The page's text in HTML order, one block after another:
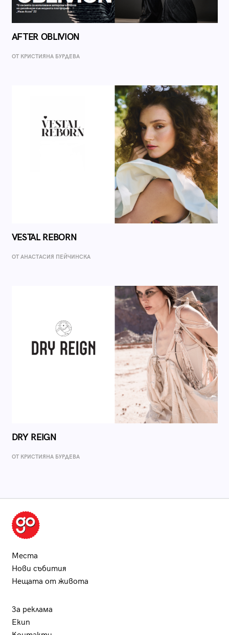
AFTER OBLIVION
ОТ КРИСТИЯНА БУРДЕВА
VESTAL REBORN
ОТ AНАСТАСИЯ ПЕЙЧИНСКА
DRY REIGN
ОТ КРИСТИЯНА БУРДЕВА
Места
Нови събития
Нещата от живота
За реклама
Екип